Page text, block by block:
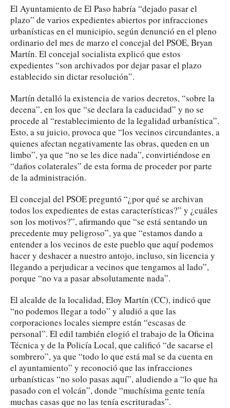
El Ayuntamiento de El Paso habría “dejado pasar el
plazo” de varios expedientes abiertos por infracciones
urbanísticas en el municipio, según denunció en el pleno
ordinario del mes de marzo el concejal del PSOE, Bryan
Martín. El concejal socialista explicó que estos
expedientes “son archivados por dejar pasar el plazo
establecido sin dictar resolución”.
Martín detalló la existencia de varios decretos, “sobre la
decena”, en los que “se declara la caducidad” y no se
procede al “restablecimiento de la legalidad urbanística”.
Esto, a su juicio, provoca que “los vecinos circundantes, a
quienes afectan negativamente las obras, queden en un
limbo”, ya que “no se les dice nada”, convirtiéndose en
“daños colaterales” de esta forma de proceder por parte
de la administración.
El concejal del PSOE preguntó “¿por qué se archivan
todos los expedientes de estas características?” y ¿cuáles
son los motivos?”, afirmando que “se está sentando un
precedente muy peligroso”, ya que “estamos dando a
entender a los vecinos de este pueblo que aquí podemos
hacer y deshacer a nuestro antojo, incluso, sin licencia y
llegando a perjudicar a vecinos que tengamos al lado”,
porque “no va a pasar absolutamente nada”.
El alcalde de la localidad, Eloy Martín (CC), indicó que
“no podemos llegar a todo” y aludió a que las
corporaciones locales siempre están “escasas de
personal”. El edil también elogió el trabajo de la Oficina
Técnica y de la Policía Local, que calificó “de sacarse el
sombrero”, ya que “todo lo que está mal se da cuenta en
el ayuntamiento” y reconoció que las infracciones
urbanísticas “no solo pasas aquí”, aludiendo a “lo que ha
pasado con el volcán”, donde “muchísima gente tenía
muchas casas que no las tenía escrituradas”.